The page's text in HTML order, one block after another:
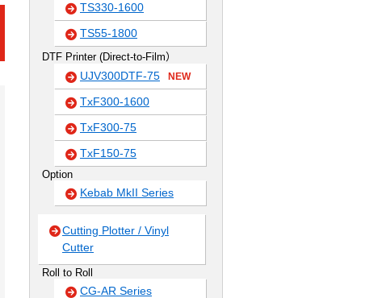
TS330-1600
TS55-1800
DTF Printer (Direct-to-Film）
UJV300DTF-75 NEW
TxF300-1600
TxF300-75
TxF150-75
Option
Kebab MkII Series
Cutting Plotter / Vinyl
Cutter
Roll to Roll
CG-AR Series